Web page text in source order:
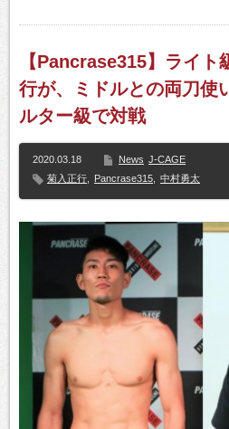
【Pancrase315】ライ
行が、ミドルとの両刀使
ルター級で対戦
2020.03.18 News J-CAGE
菊入正行
Pancrase315 中村勇太